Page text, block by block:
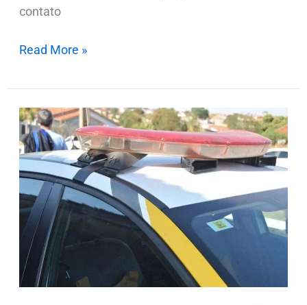
contato
Read More »
Ladrão
furta
cobre
em
barracão
de
recicláveis